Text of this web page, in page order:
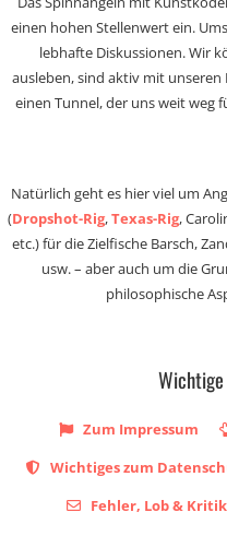
einen hohen Stellenwert ein.
lebhafte Diskussionen. Wir
ausleben, sind aktiv mit
einen Tunnel, der uns weit weg
Natürlich geht es hier viel um
(Dropshot-Rig,Texas-Rig,
etc.) für die Zielfische Barsch,
usw. – aber auch um die
philosophische
Zum Impressum
Wichtiges zum
Fehler, Lob & Kritik